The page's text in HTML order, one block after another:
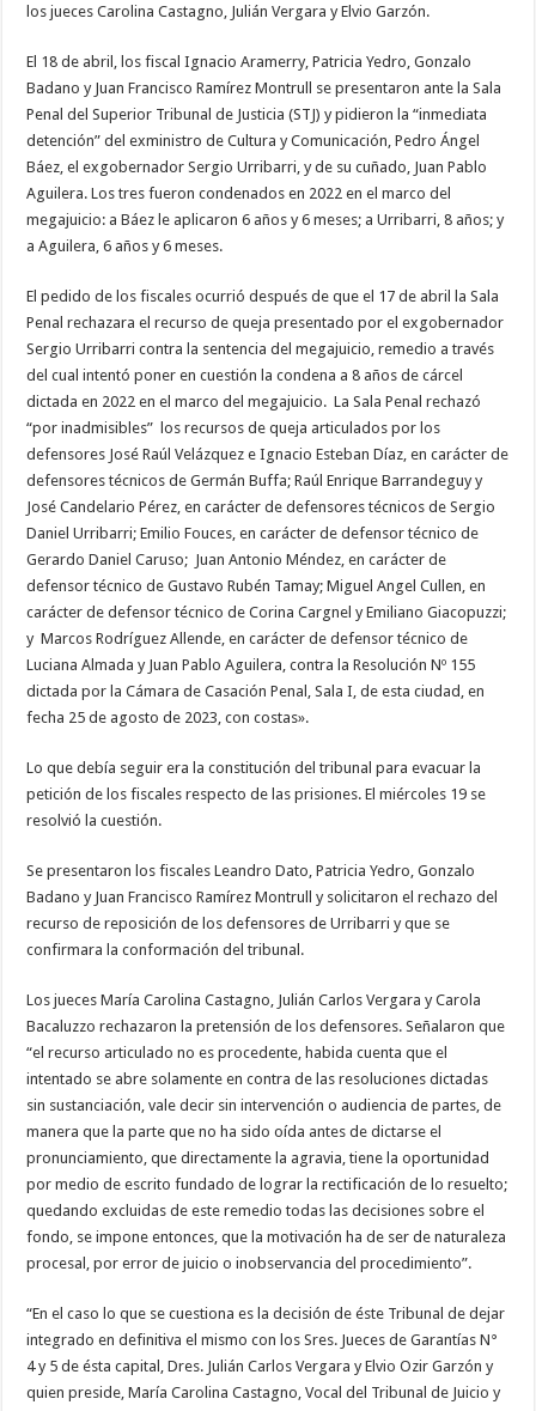
los jueces Carolina Castagno, Julián Vergara y Elvio Garzón.
El 18 de abril, los fiscal Ignacio Aramerry, Patricia Yedro, Gonzalo
Badano y Juan Francisco Ramírez Montrull se presentaron ante la Sala
Penal del Superior Tribunal de Justicia (STJ) y pidieron la “inmediata
detención” del exministro de Cultura y Comunicación, Pedro Ángel
Báez, el exgobernador Sergio Urribarri, y de su cuñado, Juan Pablo
Aguilera. Los tres fueron condenados en 2022 en el marco del
megajuicio: a Báez le aplicaron 6 años y 6 meses; a Urribarri, 8 años; y
a Aguilera, 6 años y 6 meses.
El pedido de los fiscales ocurrió después de que el 17 de abril la Sala
Penal rechazara el recurso de queja presentado por el exgobernador
Sergio Urribarri contra la sentencia del megajuicio, remedio a través
del cual intentó poner en cuestión la condena a 8 años de cárcel
dictada en 2022 en el marco del megajuicio. La Sala Penal rechazó
“por inadmisibles” los recursos de queja articulados por los
defensores José Raúl Velázquez e Ignacio Esteban Díaz, en carácter de
defensores técnicos de Germán Buffa; Raúl Enrique Barrandeguy y
José Candelario Pérez, en carácter de defensores técnicos de Sergio
Daniel Urribarri; Emilio Fouces, en carácter de defensor técnico de
Gerardo Daniel Caruso; Juan Antonio Méndez, en carácter de
defensor técnico de Gustavo Rubén Tamay; Miguel Angel Cullen, en
carácter de defensor técnico de Corina Cargnel y Emiliano Giacopuzzi;
y Marcos Rodríguez Allende, en carácter de defensor técnico de
Luciana Almada y Juan Pablo Aguilera, contra la Resolución Nº 155
dictada por la Cámara de Casación Penal, Sala I, de esta ciudad, en
fecha 25 de agosto de 2023, con costas».
Lo que debía seguir era la constitución del tribunal para evacuar la
petición de los fiscales respecto de las prisiones. El miércoles 19 se
resolvió la cuestión.
Se presentaron los fiscales Leandro Dato, Patricia Yedro, Gonzalo
Badano y Juan Francisco Ramírez Montrull y solicitaron el rechazo del
recurso de reposición de los defensores de Urribarri y que se
confirmara la conformación del tribunal.
Los jueces María Carolina Castagno, Julián Carlos Vergara y Carola
Bacaluzzo rechazaron la pretensión de los defensores. Señalaron que
“el recurso articulado no es procedente, habida cuenta que el
intentado se abre solamente en contra de las resoluciones dictadas
sin sustanciación, vale decir sin intervención o audiencia de partes, de
manera que la parte que no ha sido oída antes de dictarse el
pronunciamiento, que directamente la agravia, tiene la oportunidad
por medio de escrito fundado de lograr la rectificación de lo resuelto;
quedando excluidas de este remedio todas las decisiones sobre el
fondo, se impone entonces, que la motivación ha de ser de naturaleza
procesal, por error de juicio o inobservancia del procedimiento”.
“En el caso lo que se cuestiona es la decisión de éste Tribunal de dejar
integrado en definitiva el mismo con los Sres. Jueces de Garantías N°
4 y 5 de ésta capital, Dres. Julián Carlos Vergara y Elvio Ozir Garzón y
quien preside, María Carolina Castagno, Vocal del Tribunal de Juicio y